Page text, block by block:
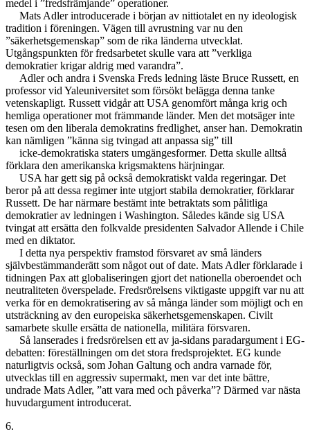
medel i ”fredsfrämjande” operationer.
Mats Adler introducerade i början av nittiotalet en ny ideologisk
tradition i föreningen. Vägen till avrustning var nu den
”säkerhetsgemenskap” som de rika länderna utvecklat.
Utgångspunkten för fredsarbetet skulle vara att ”verkliga
demokratier krigar aldrig med varandra”.
Adler och andra i Svenska Freds ledning läste Bruce Russett, en
professor vid Yaleuniversitet som försökt belägga denna tanke
vetenskapligt. Russett vidgår att USA genomfört många krig och
hemliga operationer mot främmande länder. Men det motsäger inte
tesen om den liberala demokratins fredlighet, anser han. Demokratin
kan nämligen ”känna sig tvingad att anpassa sig” till
icke-demokratiska staters umgängesformer. Detta skulle alltså
förklara den amerikanska krigsmaktens härjningar.
USA har gett sig på också demokratiskt valda regeringar. Det
beror på att dessa regimer inte utgjort stabila demokratier, förklarar
Russett. De har närmare bestämt inte betraktats som pålitliga
demokratier av ledningen i Washington. Således kände sig USA
tvingat att ersätta den folkvalde presidenten Salvador Allende i Chile
med en diktator.
I detta nya perspektiv framstod försvaret av små länders
självbestämmanderätt som något out of date. Mats Adler förklarade i
tidningen Pax att globaliseringen gjort det nationella oberoendet och
neutraliteten överspelade. Fredsrörelsens viktigaste uppgift var nu att
verka för en demokratisering av så många länder som möjligt och en
utsträckning av den europeiska säkerhetsgemenskapen. Civilt
samarbete skulle ersätta de nationella, militära försvaren.
Så lanserades i fredsrörelsen ett av ja-sidans paradargument i EG-
debatten: föreställningen om det stora fredsprojektet. EG kunde
naturligtvis också, som Johan Galtung och andra varnade för,
utvecklas till en aggressiv supermakt, men var det inte bättre,
undrade Mats Adler, ”att vara med och påverka”? Därmed var nästa
huvudargument introducerat.
6.